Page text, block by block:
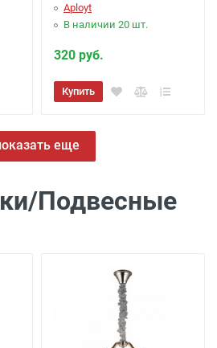
Aployt
В наличии 20 шт.
320 руб.
Купить
еще
Подвесные